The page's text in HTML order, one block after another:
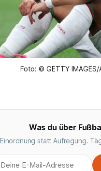
Foto: © GETTY IMAGES/
Was du über
Einordnung statt Aufregung.